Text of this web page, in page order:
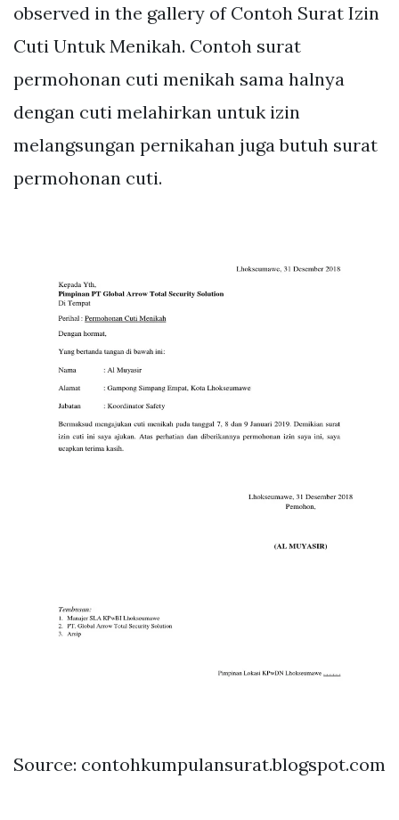
observed in the gallery of Contoh Surat Izin
Cuti Untuk Menikah. Contoh surat
permohonan cuti menikah sama halnya
dengan cuti melahirkan untuk izin
melangsungan pernikahan juga butuh surat
permohonan cuti.
Source: contohkumpulansurat.blogspot.com